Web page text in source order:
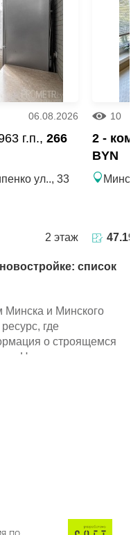
06.08.2026
г.п., 266
ул.., 33
2 этаж
10
2 -
BYN
47.19
список
Минска и Минского
где
о строящемся
На портале
которой вы
и Минского
где
На портале
которой вы
для покупки